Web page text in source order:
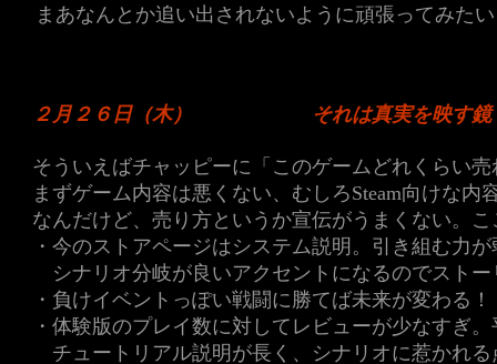
まあなんとか追い出されないように頑張ってみた
２月２６日（木） それは真実を映す
そういえばチャッピーに「このゲームどれくらい
まずゲーム内容は悪くない、むしろSteam向けな内
なんだけど、売り方というか宣伝がうまくない。
・今のストアページはシステム説明。引き組む力
シナリオ分岐が良いアクセントになるのでスト
・負けイベントっぽい戦闘に勝てば未来が変わる
・体験版のプレイ数に対してレビューが少なすぎ
チュートリアル説明が長く、シナリオに惹かれ